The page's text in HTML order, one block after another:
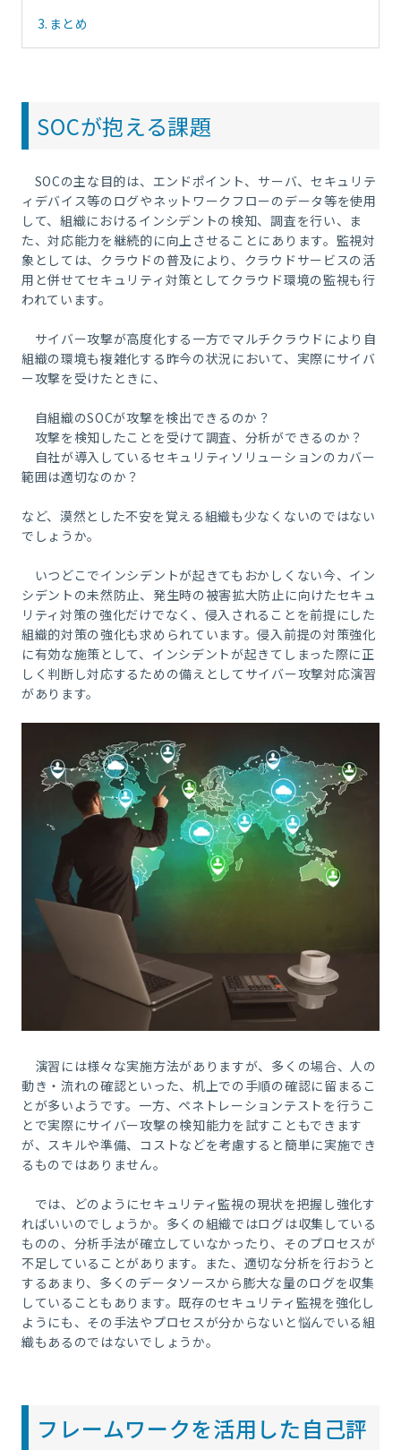
3. まとめ
SOCが抱える課題
SOCの主な目的は、エンドポイント、サーバ、セキュリテ
ィデバイス等のログやネットワークフローのデータ等を使用
して、組織におけるインシデントの検知、調査を行い、ま
た、対応能力を継続的に向上させることにあります。監視対
象としては、クラウドの普及により、クラウドサービスの活
用と併せてセキュリティ対策としてクラウド環境の監視も行
われています。
サイバー攻撃が高度化する一方でマルチクラウドにより自
組織の環境も複雑化する昨今の状況において、実際にサイバ
ー攻撃を受けたときに、
自組織のSOCが攻撃を検出できるのか？
攻撃を検知したことを受けて調査、分析ができるのか？
自社が導入しているセキュリティソリューションのカバー
範囲は適切なのか？
など、漠然とした不安を覚える組織も少なくないのではない
でしょうか。
いつどこでインシデントが起きてもおかしくない今、イン
シデントの未然防止、発生時の被害拡大防止に向けたセキュ
リティ対策の強化だけでなく、侵入されることを前提にした
組織的対策の強化も求められています。侵入前提の対策強化
に有効な施策として、インシデントが起きてしまった際に正
しく判断し対応するための備えとしてサイバー攻撃対応演習
があります。
演習には様々な実施方法がありますが、多くの場合、人の
動き・流れの確認といった、机上での手順の確認に留まるこ
とが多いようです。一方、ペネトレーションテストを行うこ
とで実際にサイバー攻撃の検知能力を試すこともできます
が、スキルや準備、コストなどを考慮すると簡単に実施でき
るものではありません。
では、どのようにセキュリティ監視の現状を把握し強化す
ればいいのでしょうか。多くの組織ではログは収集している
ものの、分析手法が確立していなかったり、そのプロセスが
不足していることがあります。また、適切な分析を行おうと
するあまり、多くのデータソースから膨大な量のログを収集
していることもあります。既存のセキュリティ監視を強化し
ようにも、その手法やプロセスが分からないと悩んでいる組
織もあるのではないでしょうか。
フレームワークを活用した自己評